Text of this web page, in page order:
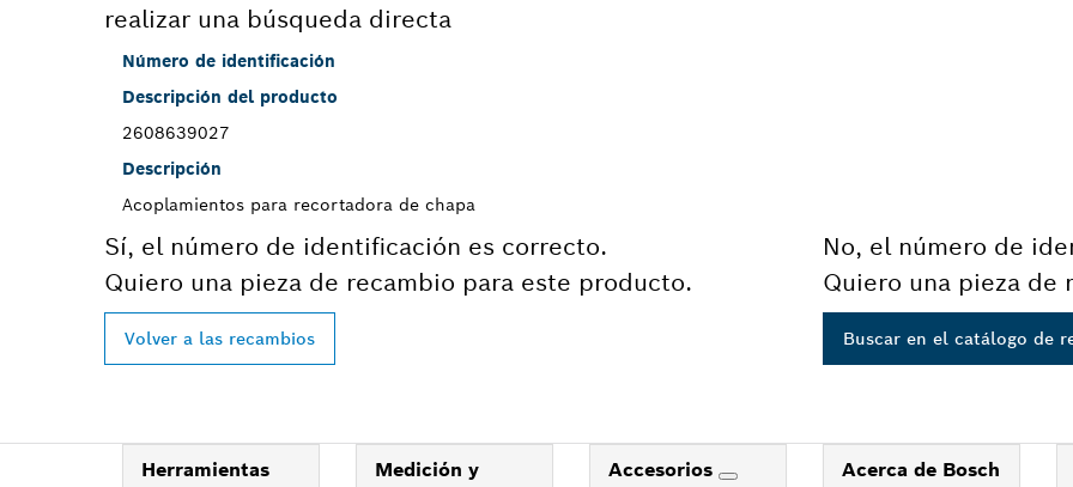
realizar una búsqueda directa
Número de identificación
Descripción del producto
2608639027
Descripción
Acoplamientos para recortadora de chapa
Sí, el número de identificación es correcto.
Quiero una pieza de recambio para este producto.
Volver a las recambios
No, el número de
Quiero una pieza de
Buscar en el catálogo de
Herramientas
Medición y
Accesorios Acerca de Bosch